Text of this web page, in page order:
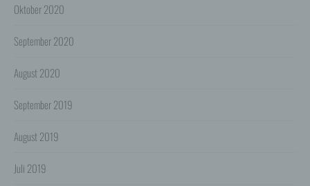
Oktober 2020
September 2020
August 2020
September 2019
August 2019
Juli 2019
5. Cookies & Reichweitenmessung
Webserver oder Webservern Dritter an die Web-
von Cookies im Rahmen pseudonymer
Ausschluss von Cookies möglich. Falls die Nutzer
nicht möchten, dass Cookies auf ihrem Rechner
entsprechende Option in den Systemeinstellungen